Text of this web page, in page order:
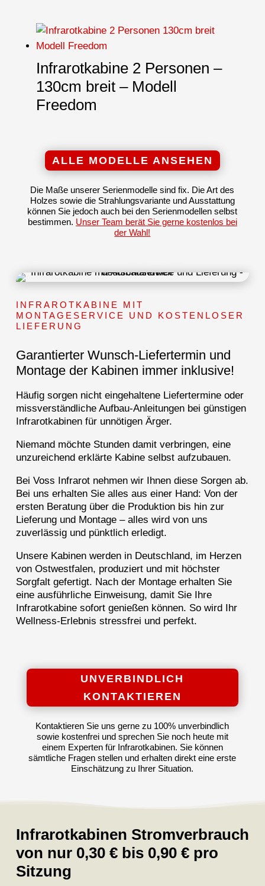
Infrarotkabine 2 Personen –
130cm breit – Modell
Freedom
ALLE MODELLE ANSEHEN
Die Maße unserer Serienmodelle sind fix. Die Art des
Holzes sowie die Strahlungsvariante und Ausstattung
können Sie jedoch auch bei den Serienmodellen selbst
bestimmen. Unser Team berät Sie gerne kostenlos bei
der Wahl!
INFRAROTKABINE MIT
MONTAGESERVICE UND KOSTENLOSER
LIEFERUNG
Garantierter Wunsch-Liefertermin und
Montage der Kabinen immer inklusive!
Häufig sorgen nicht eingehaltene Liefertermine oder
missverständliche Aufbau-Anleitungen bei günstigen
Infrarotkabinen für unnötigen Ärger.
Niemand möchte Stunden damit verbringen, eine
unzureichend erklärte Kabine selbst aufzubauen.
Bei Voss Infrarot nehmen wir Ihnen diese Sorgen ab.
Bei uns erhalten Sie alles aus einer Hand: Von der
ersten Beratung über die Produktion bis hin zur
Lieferung und Montage – alles wird von uns
zuverlässig und pünktlich erledigt.
Unsere Kabinen werden in Deutschland, im Herzen
von Ostwestfalen, produziert und mit höchster
Sorgfalt gefertigt. Nach der Montage erhalten Sie
eine ausführliche Einweisung, damit Sie Ihre
Infrarotkabine sofort genießen können. So wird Ihr
Wellness-Erlebnis stressfrei und perfekt.
UNVERBINDLICH
KONTAKTIEREN
Kontaktieren Sie uns gerne zu 100% unverbindlich
sowie kostenfrei und sprechen Sie noch heute mit
einem Experten für Infrarotkabinen. Sie können
sämtliche Fragen stellen und erhalten direkt eine erste
Einschätzung zu Ihrer Situation.
Infrarotkabinen Stromverbrauch
von nur 0,30 € bis 0,90 € pro
Sitzung